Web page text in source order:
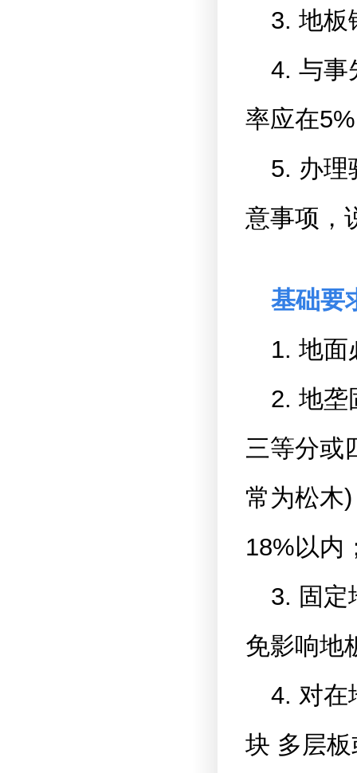
3. 地板
4. 与事
率应在
5. 办理
意事项，
基础要
1. 地面
2. 地垄
三等分或
常为松木
18%以内
3. 固定
免影响地
4. 对在
块 多层